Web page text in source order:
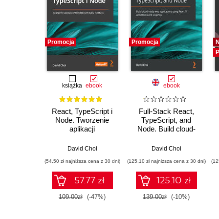
Promocja
książka ebook
React, TypeScript i
Node. Tworzenie
aplikacji
fullstack
David Choi
(54,50 zł najniższa cena z 30 dni)
57.77 zł
109.00zł (-47%)
Promocja
ebook
Full-Stack React,
TypeScript, and
Node. Build cloud-
applications using
and GraphQL
David Choi
(125,10 zł najniższa cena z 30 dni)
125.10 zł
139.00zł (-10%)